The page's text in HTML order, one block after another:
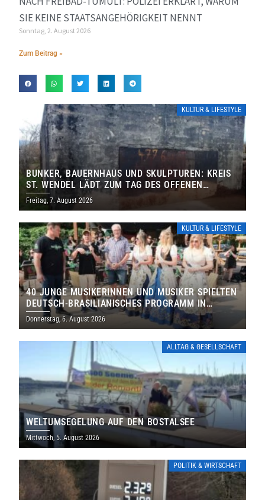
SIE KEINE STAATSANGEHÖRIGKEIT NENNT
Sonntag, 2. August 2026
Zum Beitrag »
KULTUR & LIFESTYLE
BUNKER, BAUERNHAUS UND SKULPTUREN: KREIS
ST. WENDEL LÄDT ZUM TAG DES OFFENEN
DENKMALS EIN
Freitag, 7. August 2026
KULTUR & LIFESTYLE
40 JUNGE MUSIKERINNEN UND MUSIKER SPIELTEN
DEUTSCH-BRASILIANISCHES PROGRAMM IN
THOLEY
Donnerstag, 6. August 2026
ALLTAG & GESELLSCHAFT
WELTUMSEGELUNG AUF DEN BOSTALSEE
Mittwoch, 5. August 2026
POLITIK & WIRTSCHAFT